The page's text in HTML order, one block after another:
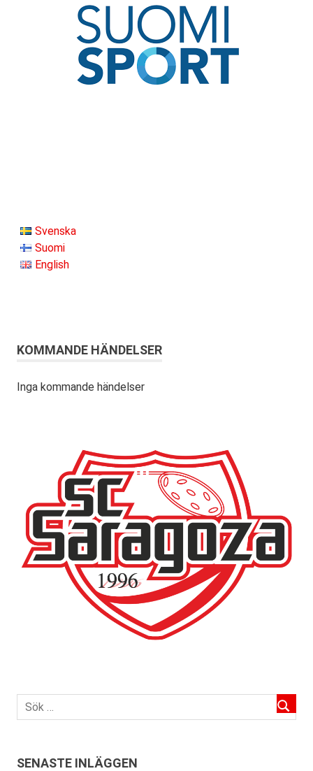
Svenska
Suomi
English
KOMMANDE HÄNDELSER
Inga kommande händelser
SENASTE INLÄGGEN